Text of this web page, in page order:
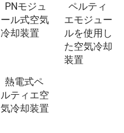
PNモジュ
ール式空気
冷却装置
ペルティ
エモジュー
ルを使用し
た空気冷却
装置
熱電式ペ
ルティエ空
気冷却装置